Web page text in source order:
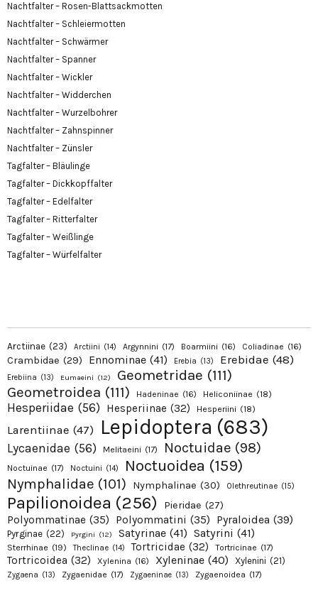
Nachtfalter – Rosen-Blattsackmotten
Nachtfalter – Schleiermotten
Nachtfalter – Schwärmer
Nachtfalter – Spanner
Nachtfalter – Wickler
Nachtfalter – Widderchen
Nachtfalter – Wurzelbohrer
Nachtfalter – Zahnspinner
Nachtfalter – Zünsler
Tagfalter – Bläulinge
Tagfalter – Dickkopffalter
Tagfalter – Edelfalter
Tagfalter – Ritterfalter
Tagfalter – Weißlinge
Tagfalter – Würfelfalter
Arctiinae (23) Arctiini (14) Argynnini (17) Boarmiini (16) Coliadinae (16)
Crambidae (29) Ennominae (41) Erebia (13) Erebidae (48)
Erebiina (13) Eumaeini (12) Geometridae (111)
Geometroidea (111) Hadeninae (16) Heliconiinae (18)
Hesperiidae (56) Hesperiinae (32) Hesperiini (18)
Larentiinae (47) Lepidoptera (683)
Lycaenidae (56) Melitaeini (17) Noctuidae (98)
Noctuinae (17) Noctuini (14) Noctuoidea (159)
Nymphalidae (101) Nymphalinae (30) Olethreutinae (15)
Papilionoidea (256) Pieridae (27)
Polyommatinae (35) Polyommatini (35) Pyraloidea (39)
Pyrginae (22) Pyrgini (12) Satyrinae (41) Satyrini (41)
Sterrhinae (19) Theclinae (14) Tortricidae (32) Tortricinae (17)
Tortricoidea (32) Xylenina (16) Xyleninae (40) Xylenini (21)
Zygaena (13) Zygaenidae (17) Zygaeninae (13) Zygaenoidea (17)